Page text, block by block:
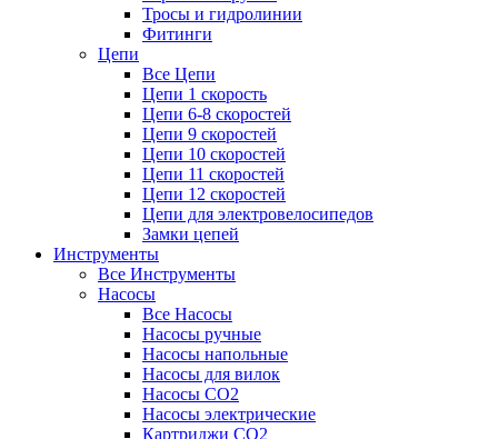
Тросы и гидролинии
Фитинги
Цепи
Все Цепи
Цепи 1 скорость
Цепи 6-8 скоростей
Цепи 9 скоростей
Цепи 10 скоростей
Цепи 11 скоростей
Цепи 12 скоростей
Цепи для электровелосипедов
Замки цепей
Инструменты
Все Инструменты
Насосы
Все Насосы
Насосы ручные
Насосы напольные
Насосы для вилок
Насосы CO2
Насосы электрические
Картриджи CO2